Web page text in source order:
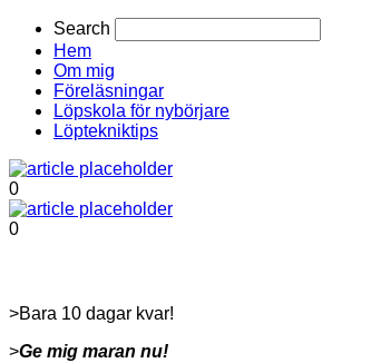
Search
Hem
Om mig
Föreläsningar
Löpskola för nybörjare
Löptekniktips
0
0
>Bara 10 dagar kvar!
>Ge mig maran nu!